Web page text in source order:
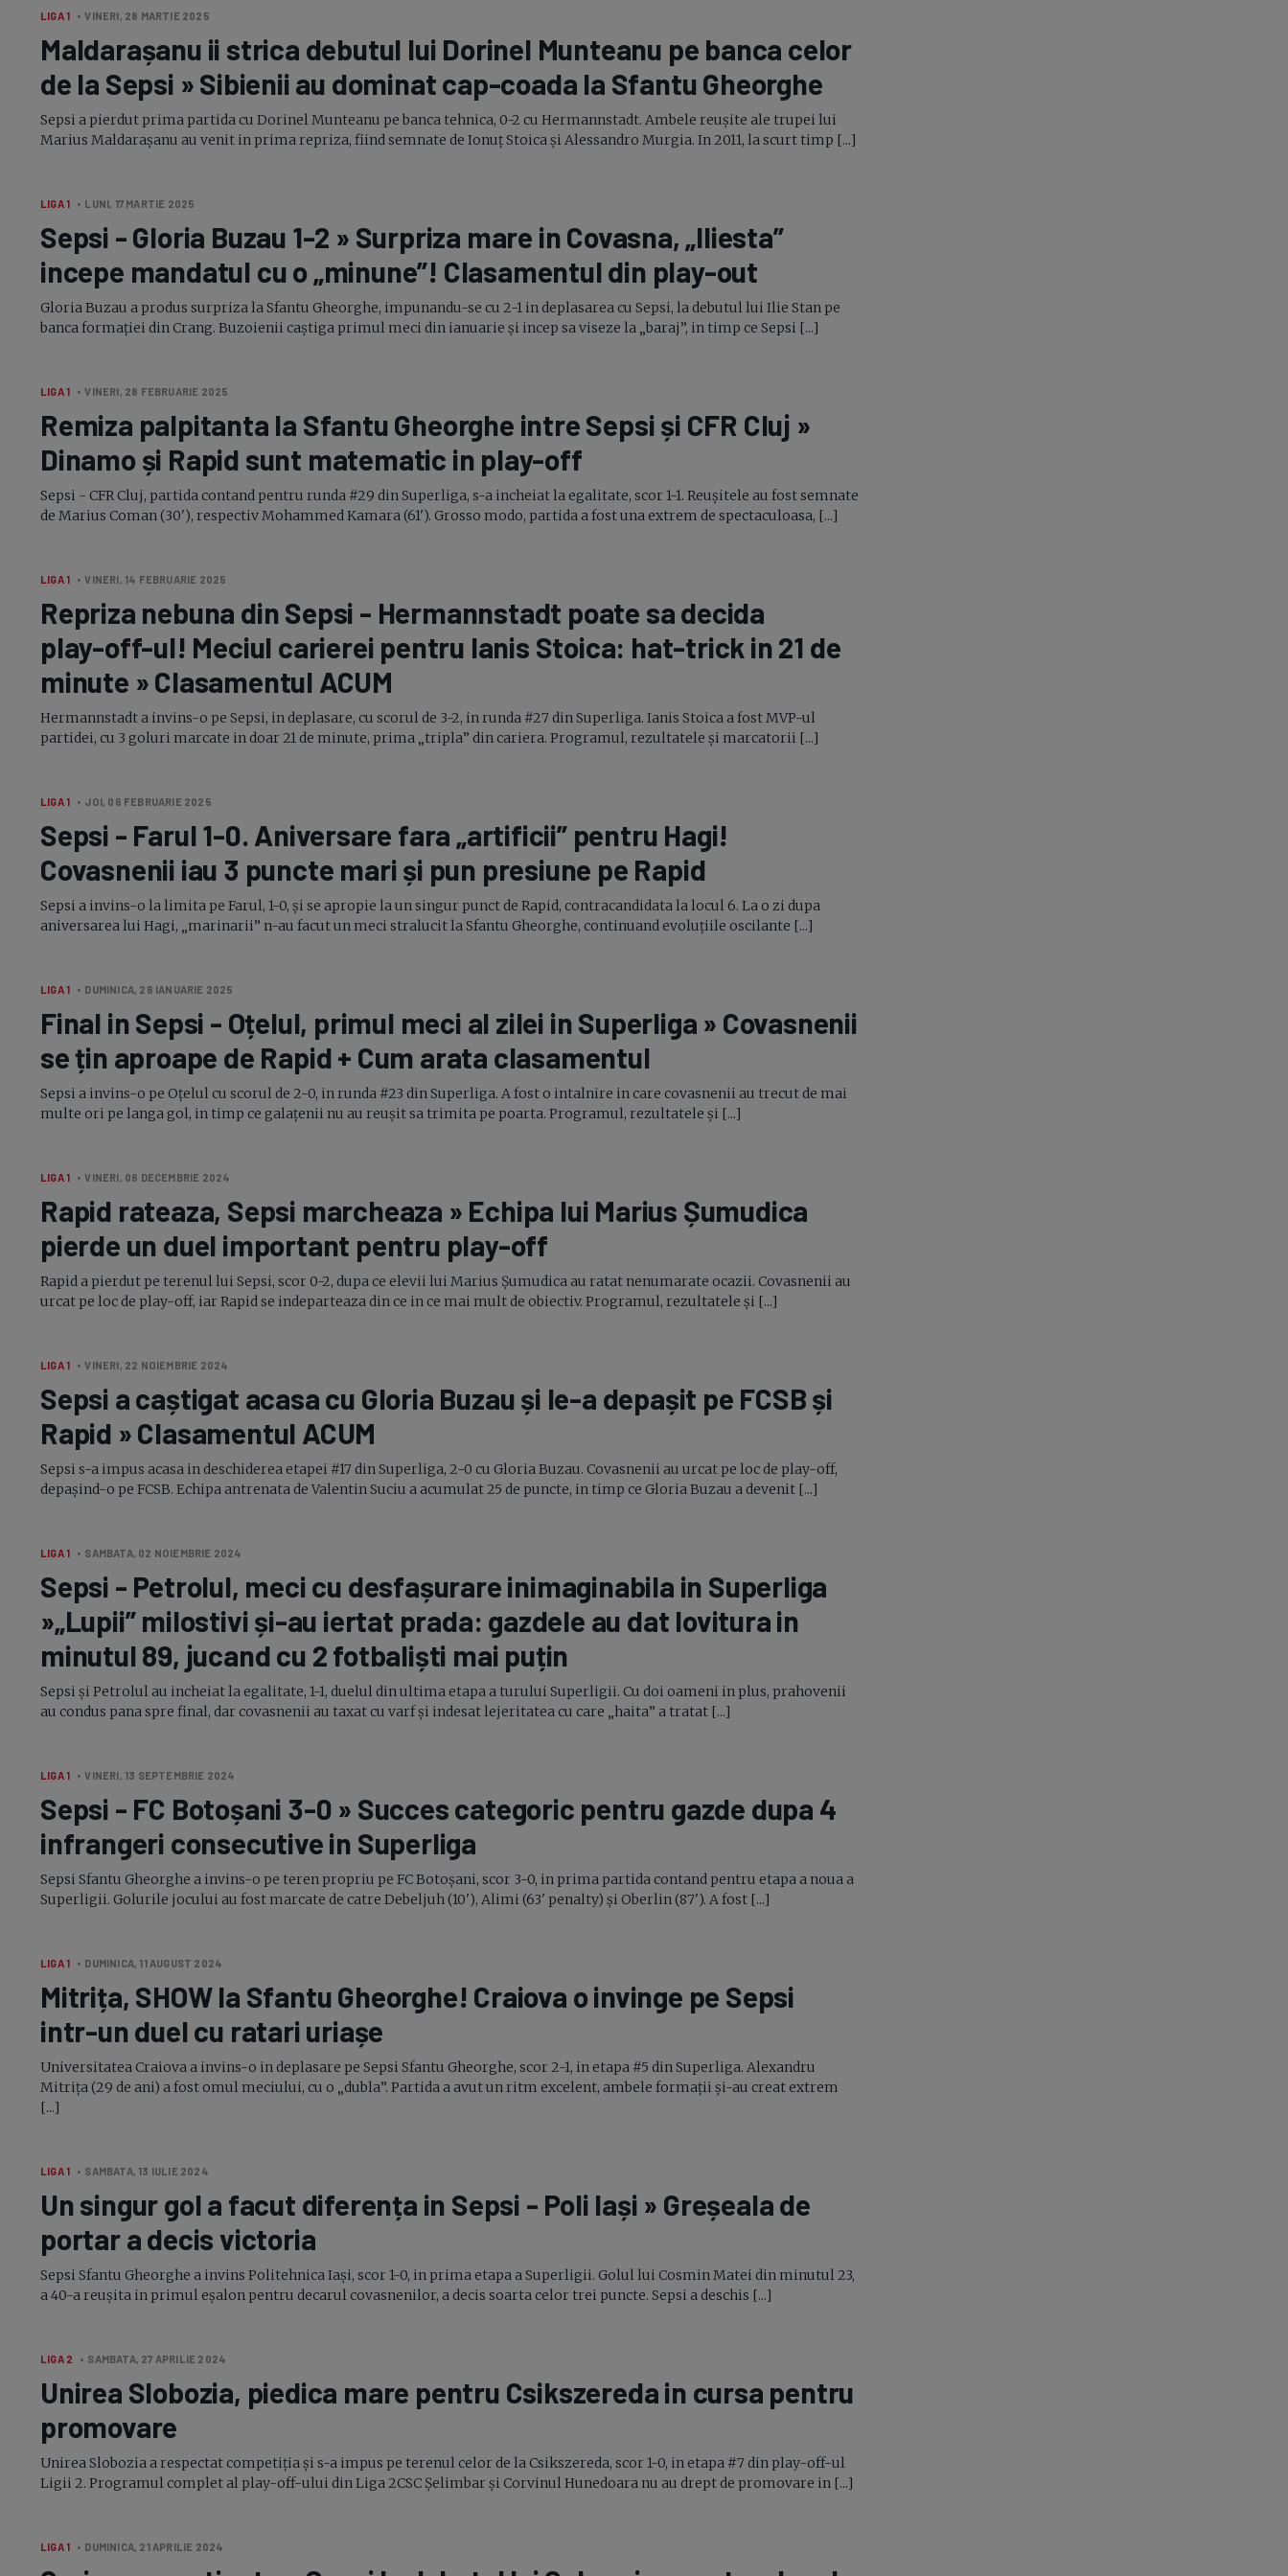
LIGA 1 • VINERI, 28 MARTIE 2025
Maldarașanu ii strica debutul lui Dorinel Munteanu pe banca celor
de la Sepsi » Sibienii au dominatcap-coada la Sfantu Gheorghe
Sepsi a pierdut prima partida cu Dorinel Munteanu pe banca tehnica, 0-2 cu Hermannstadt. Ambele reușite ale trupei lui
Marius Maldarașanu au venit in prima repriza, fiind semnate de Ionuț Stoica și Alessandro Murgia. In 2011, la scurt timp [...]
LIGA 1 • LUNI, 17 MARTIE 2025
Sepsi - Gloria Buzau 1-2 » Surpriza mare in Covasna, „Iliesta”
incepe mandatul cu o „minune”! Clasamentul din play-out
Gloria Buzau a produs surpriza la Sfantu Gheorghe, impunandu-se cu 2-1 in deplasarea cu Sepsi, la debutul lui Ilie Stan pe
banca formației din Crang. Buzoienii caștiga primul meci din ianuarie și incep sa viseze la „baraj”, in timp ce Sepsi [...]
LIGA 1 • VINERI, 28 FEBRUARIE 2025
Remiza palpitanta la Sfantu Gheorghe intre Sepsi și CFR Cluj »
Dinamo și Rapid sunt matematic in play-off
Sepsi - CFR Cluj, partida contand pentru runda #29 din Superliga, s-a incheiat la egalitate, scor 1-1. Reușitele au fost semnate
de Marius Coman (30'), respectiv Mohammed Kamara (61'). Grosso modo, partida a fost una extrem de spectaculoasa, [...]
LIGA 1 • VINERI, 14 FEBRUARIE 2025
Repriza nebuna din Sepsi - Hermannstadt poate sa decida
play-off-ul! Meciul carierei pentru Ianis Stoica: hat-trick in 21 de
minute » Clasamentul ACUM
Hermannstadt a invins-o pe Sepsi, in deplasare, cu scorul de 3-2, in runda #27 din Superliga. Ianis Stoica a fost MVP-ul
partidei, cu 3 goluri marcate in doar 21 de minute, prima „tripla” din cariera. Programul, rezultatele și marcatorii [...]
LIGA 1 • JOI, 06 FEBRUARIE 2025
Sepsi - Farul1-0.Aniversare fara „artificii” pentru Hagi!
Covasnenii iau 3 puncte mari și pun presiune pe Rapid
Sepsi a invins-o la limita pe Farul, 1-0, și se apropie la un singur punct de Rapid, contracandidata la locul 6. La o zi dupa
aniversarea lui Hagi, „marinarii” n-au facut un meci stralucit la Sfantu Gheorghe, continuand evoluțiile oscilante [...]
LIGA 1 • DUMINICA, 26 IANUARIE 2025
Final in Sepsi - Oțelul, primul meci al zilei in Superliga » Covasnenii
se țin aproape de Rapid + Cum arata clasamentul
Sepsi a invins-o pe Oțelul cu scorul de 2-0, in runda #23 din Superliga. A fost o intalnire in care covasnenii au trecut de mai
multe ori pe langa gol, in timp ce galațenii nu au reușit sa trimita pe poarta. Programul, rezultatele și [...]
LIGA 1 • VINERI, 06 DECEMBRIE 2024
Rapid rateaza, Sepsi marcheaza » Echipa lui Marius Șumudica
pierde un duel important pentru play-off
Rapid a pierdut pe terenul lui Sepsi, scor 0-2, dupa ce elevii lui Marius Șumudica au ratat nenumarate ocazii. Covasnenii au
urcat pe loc de play-off, iar Rapid se indeparteaza din ce in ce mai mult de obiectiv. Programul, rezultatele și [...]
LIGA 1 • VINERI, 22 NOIEMBRIE 2024
Sepsi a caștigat acasa cu Gloria Buzau și le-a depașit pe FCSB și
Rapid » Clasamentul ACUM
Sepsi s-a impus acasa in deschiderea etapei #17 din Superliga, 2-0 cu Gloria Buzau. Covasnenii au urcat pe loc de play-off,
depașind-o pe FCSB. Echipa antrenata de Valentin Suciu a acumulat 25 de puncte, in timp ce Gloria Buzau a devenit [...]
LIGA 1 • SAMBATA, 02 NOIEMBRIE 2024
Sepsi - Petrolul, meci cu desfașurare inimaginabila in Superliga
»„Lupii” milostiviși-au iertat prada: gazdele au dat lovitura in
minutul 89, jucand cu 2 fotbaliști mai puțin
Sepsi și Petrolul au incheiat la egalitate, 1-1, duelul din ultima etapa a turului Superligii. Cu doi oameni in plus, prahovenii
au condus pana spre final, dar covasnenii au taxat cu varf și indesat lejeritatea cu care „haita” a tratat [...]
LIGA 1 • VINERI, 13 SEPTEMBRIE 2024
Sepsi - FC Botoșani 3-0 » Succes categoric pentru gazde dupa 4
infrangeri consecutive in Superliga
Sepsi Sfantu Gheorghe a invins-o pe teren propriu pe FC Botoșani, scor 3-0, in prima partida contand pentru etapa a noua a
Superligii. Golurile jocului au fost marcate de catre Debeljuh (10'), Alimi (63' penalty) și Oberlin (87'). A fost [...]
LIGA 1 • DUMINICA, 11 AUGUST 2024
Mitrița, SHOW la Sfantu Gheorghe! Craiova o invinge pe Sepsi
intr-unduel cu ratari uriașe
Universitatea Craiova a invins-o in deplasare pe Sepsi Sfantu Gheorghe, scor 2-1, in etapa #5 din Superliga. Alexandru
Mitrița (29 de ani) a fost omul meciului, cu o „dubla”. Partida a avut un ritm excelent, ambele formații și-au creat extrem
[...]
LIGA 1 • SAMBATA, 13 IULIE 2024
Un singur gol a facut diferența in Sepsi - Poli Iași » Greșeala de
portar a decis victoria
Sepsi Sfantu Gheorghe a invins Politehnica Iași, scor 1-0, in prima etapa a Superligii. Golul lui Cosmin Matei din minutul 23,
a40-areușita in primul eșalon pentru decarul covasnenilor, a decis soarta celor trei puncte. Sepsi a deschis [...]
LIGA 2 • SAMBATA, 27 APRILIE 2024
Unirea Slobozia, piedica mare pentru Csikszereda in cursa pentru
promovare
Unirea Slobozia a respectat competiția și s-a impus pe terenul celor de la Csikszereda, scor 1-0, in etapa #7 din play-off-ul
Ligii 2. Programul complet al play-off-ului din Liga 2CSC Șelimbar și Corvinul Hunedoara nu au drept de promovare in [...]
LIGA 1 • DUMINICA, 21 APRILIE 2024